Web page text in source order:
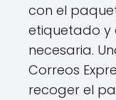
con el
etiquetado y
necesaria.
Correos
recoger el